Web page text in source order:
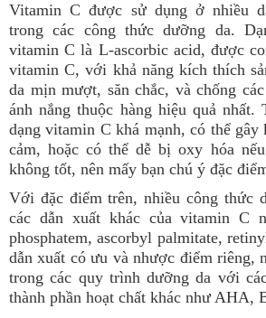
Vitamin C được sử dụng ở nhiều
trong các công thức dưỡng da.
vitamin C là L-ascorbic acid, được
vitamin C, với khả năng kích thích
da mịn mượt, săn chắc, và chống
ánh nắng thuộc hàng hiệu quả
dạng vitamin C khá mạnh, có thể
cảm, hoặc có thể dễ bị oxy hóa
không tốt, nên mấy bạn chú ý đặc
Với đặc điểm trên, nhiều công thức
các dẫn xuất khác của vitamin C
phosphatem, ascorbyl palmitate,
dẫn xuất có ưu và nhược điểm riêng,
trong các quy trình dưỡng da với
thành phần hoạt chất khác như AHA,